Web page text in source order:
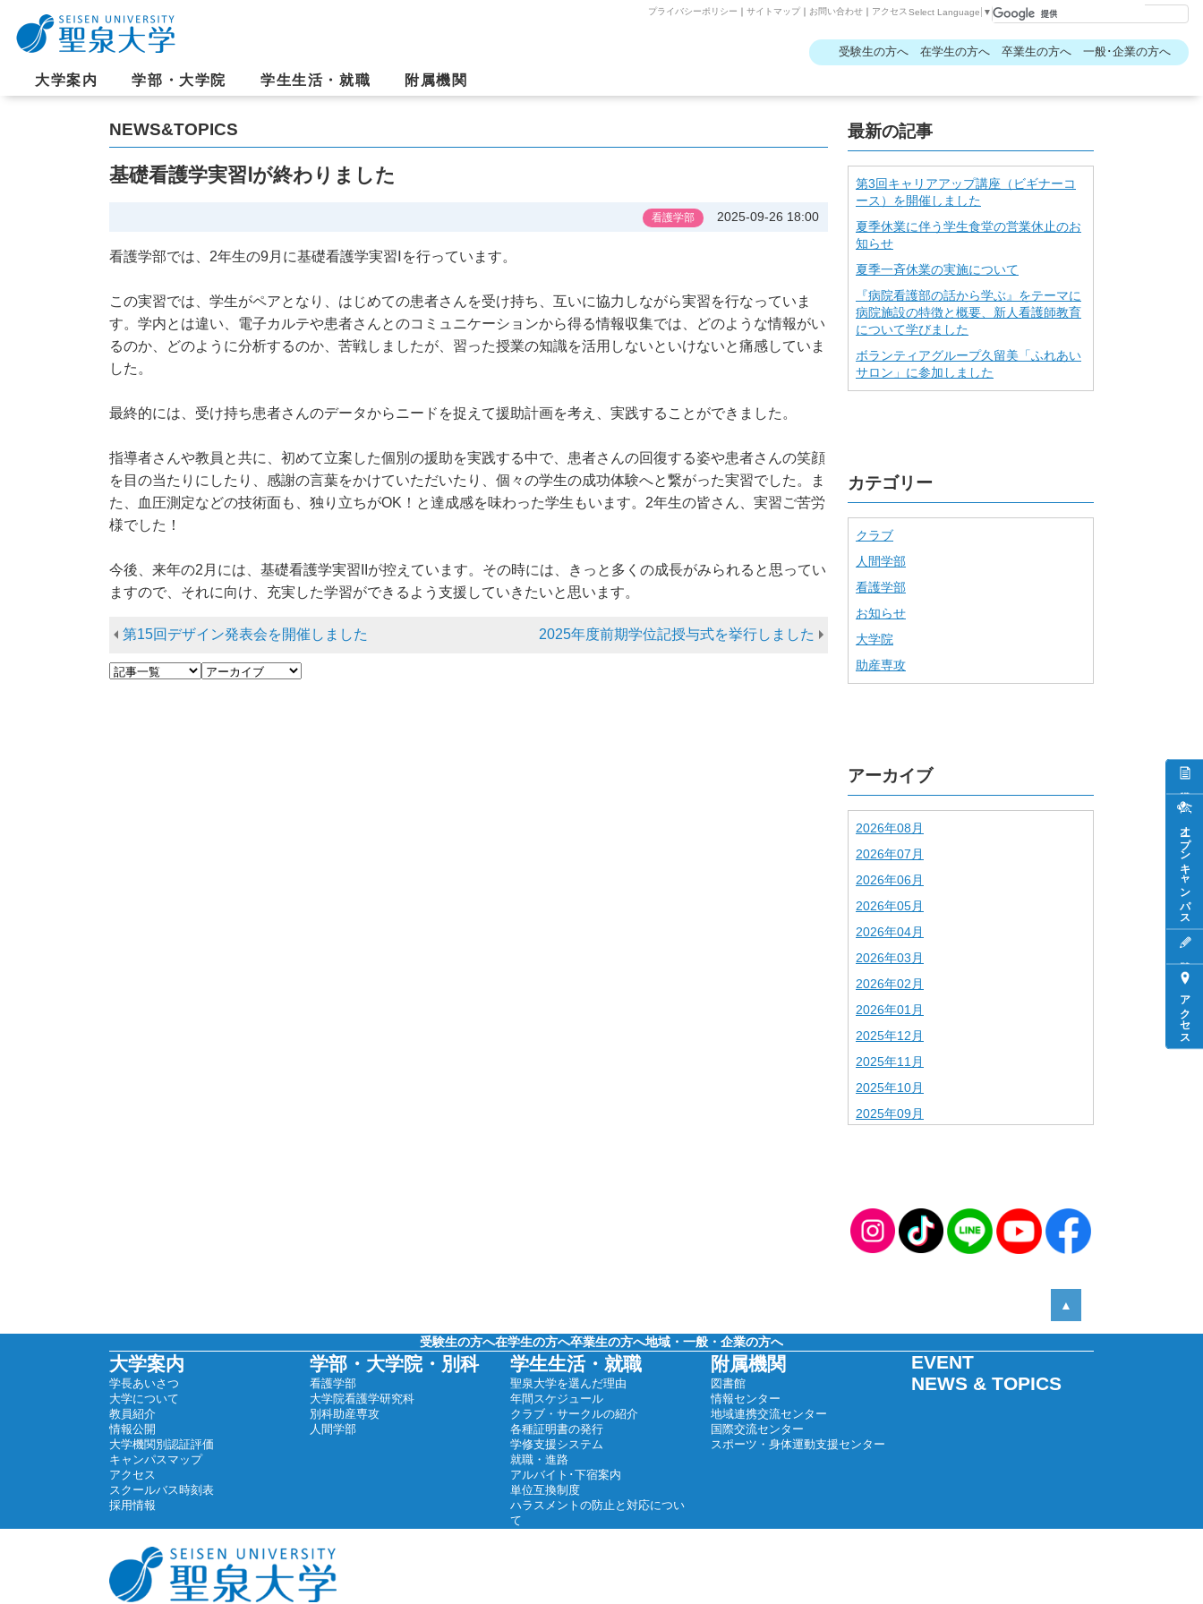
Select Language ▼
アクセス
｜
お問い合わせ
｜
サイトマップ
｜
プライバシーポリシー
受験生の方へ 在学生の方へ 卒業生の方へ 一般･企業の方へ
大学案内 学部・大学院 学生生活・就職 附属機関
NEWS&TOPICS
基礎看護学実習Ⅰが終わりました
看護学部 2025-09-26 18:00
看護学部では、2年生の9月に基礎看護学実習Ⅰを行っています。
この実習では、学生がペアとなり、はじめての患者さんを受け持ち、互いに協力しながら実習を行なっていま
す。学内とは違い、電子カルテや患者さんとのコミュニケーションから得る情報収集では、どのような情報がい
るのか、どのように分析するのか、苦戦しましたが、習った授業の知識を活用しないといけないと痛感していま
した。
最終的には、受け持ち患者さんのデータからニードを捉えて援助計画を考え、実践することができました。
指導者さんや教員と共に、初めて立案した個別の援助を実践する中で、患者さんの回復する姿や患者さんの笑顔
を目の当たりにしたり、感謝の言葉をかけていただいたり、個々の学生の成功体験へと繋がった実習でした。ま
た、血圧測定などの技術面も、独り立ちがOK！と達成感を味わった学生もいます。2年生の皆さん、実習ご苦労
様でした！
今後、来年の2月には、基礎看護学実習IIが控えています。その時には、きっと多くの成長がみられると思ってい
ますので、それに向け、充実した学習ができるよう支援していきたいと思います。
第15回デザイン発表会を開催しました 2025年度前期学位記授与式を挙行しました
最新の記事
第3回キャリアアップ講座（ビギナーコ
ース）を開催しました
夏季休業に伴う学生食堂の営業休止のお
知らせ
夏季一斉休業の実施について
『病院看護部の話から学ぶ』をテーマに
病院施設の特徴と概要、新人看護師教育
について学びました
ボランティアグループ久留美「ふれあい
サロン」に参加しました
カテゴリー
クラブ
人間学部
看護学部
お知らせ
大学院
助産専攻
アーカイブ
2026年08月
2026年07月
2026年06月
2026年05月
2026年04月
2026年03月
2026年02月
2026年01月
2025年12月
2025年11月
2025年10月
2025年09月
2025年05月
2025年04月
2024年11月
2024年08月
2024年05月
▲
受験生の方へ在学生の方へ卒業生の方へ地域・一般・企業の方へ
大学案内
学長あいさつ
大学について
教員紹介
情報公開
大学機関別認証評価
キャンパスマップ
アクセス
スクールバス時刻表
採用情報
学部・大学院・別科
看護学部
大学院看護学研究科
別科助産専攻
人間学部
学生生活・就職
聖泉大学を選んだ理由
年間スケジュール
クラブ・サークルの紹介
各種証明書の発行
学修支援システム
就職・進路
アルバイト･下宿案内
単位互換制度
ハラスメントの防止と対応につい
て
附属機関
図書館
情報センター
地域連携交流センター
国際交流センター
スポーツ・身体運動支援センター
EVENT
NEWS & TOPICS
オープンキャンパス
アクセス